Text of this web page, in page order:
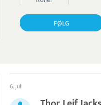
FØLG
6. juli